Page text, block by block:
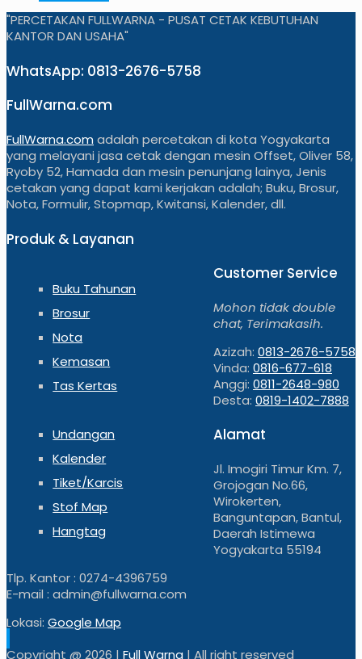
"PERCETAKAN FULLWARNA - PUSAT CETAK KEBUTUHAN
KANTOR DAN USAHA"
WhatsApp: 0813-2676-5758
FullWarna.com
FullWarna.com adalah percetakan di kota Yogyakarta
yang melayani jasa cetak dengan mesin Offset, Oliver 58,
Ryoby 52, Hamada dan mesin penunjang lainya, Jenis
cetakan yang dapat kami kerjakan adalah; Buku, Brosur,
Nota, Formulir, Stopmap, Kwitansi, Kalender, dll.
Produk & Layanan
Buku Tahunan
Brosur
Nota
Kemasan
Tas Kertas
Undangan
Kalender
Tiket/Karcis
Stof Map
Hangtag
Customer Service
Mohon tidak double
chat, Terimakasih.
Azizah: 0813-2676-5758
Vinda: 0816-677-618
Anggi: 0811-2648-980
Desta: 0819-1402-7888
Alamat
Jl. Imogiri Timur Km. 7,
Grojogan No.66,
Wirokerten,
Banguntapan, Bantul,
Daerah Istimewa
Yogyakarta 55194
Tlp. Kantor : 0274-4396759
E-mail : admin@fullwarna.com
Lokasi: Google Map
Copyright @ 2026 | Full Warna | All right reserved